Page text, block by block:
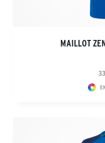
MAILLOT